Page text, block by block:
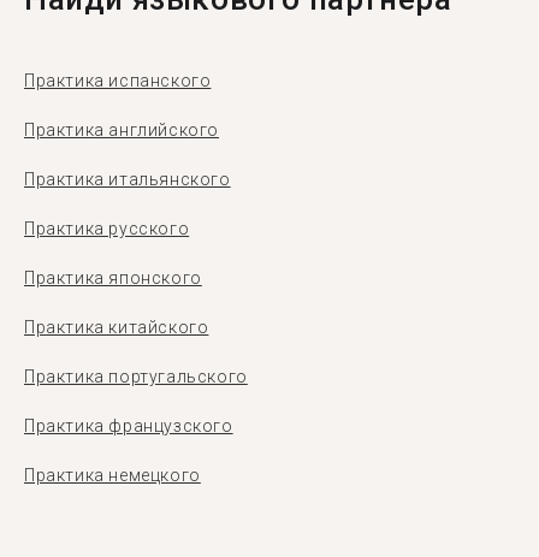
Практика испанского
Практика английского
Практика итальянского
Практика русского
Практика японского
Практика китайского
Практика португальского
Практика французского
Практика немецкого